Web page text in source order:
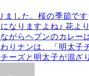
ました。桜の季節です
なりますよね♪ 花よ
がらヘブンのカレー
りナンは、「明太子
ーズと明太子が混